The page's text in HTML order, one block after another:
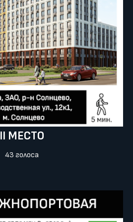
II МЕСТО
43 голоса